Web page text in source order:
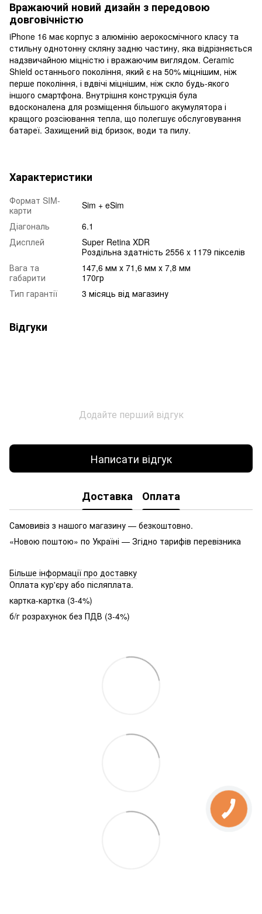
Вражаючий новий дизайн з передовою
довговічністю
iPhone 16 має корпус з алюмінію аерокосмічного класу та
стильну однотонну скляну задню частину, яка відрізняється
надзвичайною міцністю і вражаючим виглядом. Ceramic
Shield останнього покоління, який є на 50% міцнішим, ніж
перше покоління, і вдвічі міцнішим, ніж скло будь-якого
іншого смартфона. Внутрішня конструкція була
вдосконалена для розміщення більшого акумулятора і
кращого розсіювання тепла, що полегшує обслуговування
батареї. Захищений від бризок, води та пилу.
Характеристики
Формат SIM-
карти
Sim + eSim
Діагональ
6.1
Дисплей
Super Retina XDR
Роздільна здатність 2556 x 1179 пікселів
Вага та
габарити
147,6 мм х 71,6 мм х 7,8 мм
170гр
Тип гарантії
3 місяць від магазину
Відгуки
Додайте перший відгук
Написати відгук
Доставка Оплата
Самовивіз з нашого магазину — безкоштовно.
«Новою поштою» по Україні — Згідно тарифів перевізника
Більше інформації про доставку
Оплата кур'єру або післяплата.
картка-картка (3-4%)
б/г розрахунок без ПДВ (3-4%)